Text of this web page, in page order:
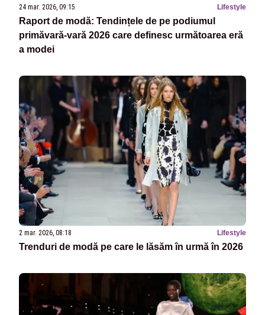
24 mar. 2026, 09:15 Lifestyle
Raport de modă: Tendințele de pe podiumul
primăvară-vară 2026 care definesc următoarea eră
a modei
2 mar. 2026, 08:18 Lifestyle
Trenduri de modă pe care le lăsăm în urmă în 2026